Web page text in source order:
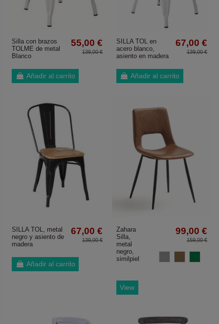
Silla con brazos
TOLME de metal
Blanco
55,00 €
139,00 €
Añadir al carrito
SILLA TOL en
acero blanco,
asiento en madera
67,00 €
139,00 €
Añadir al carrito
SILLA TOL, metal
negro y asiento de
madera
67,00 €
139,00 €
Añadir al carrito
Zahara
Silla,
metal
negro,
similpiel
99,00 €
159,00 €
View